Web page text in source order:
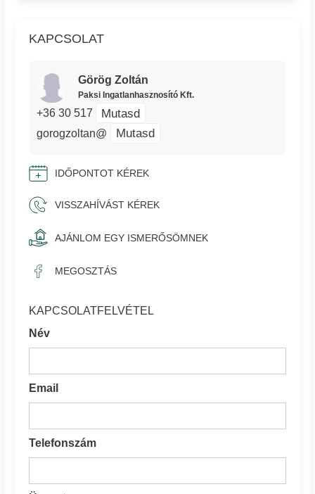
KAPCSOLAT
Görög Zoltán
Paksi Ingatlanhasznosító Kft.
+36 30 517 Mutasd
gorogzoltan@ Mutasd
IDŐPONTOT KÉREK
VISSZAHÍVÁST KÉREK
AJÁNLOM EGY ISMERŐSÖMNEK
MEGOSZTÁS
KAPCSOLATFELVÉTEL
Név
Email
Telefonszám